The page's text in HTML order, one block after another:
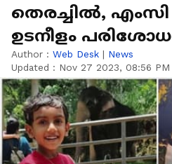
തെരച്ചില്‍,
ഉടനീളം
Author : Web Desk | News
Updated : Nov 27 2023, 08:56 PM